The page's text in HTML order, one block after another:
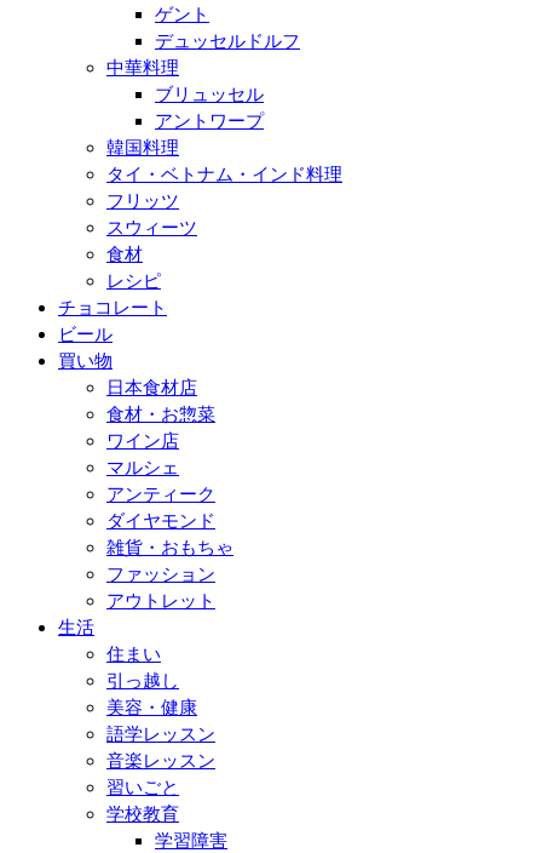
ゲント
デュッセルドルフ
中華料理
ブリュッセル
アントワープ
韓国料理
タイ・ベトナム・インド料理
フリッツ
スウィーツ
食材
レシピ
チョコレート
ビール
買い物
日本食材店
食材・お惣菜
ワイン店
マルシェ
アンティーク
ダイヤモンド
雑貨・おもちゃ
ファッション
アウトレット
生活
住まい
引っ越し
美容・健康
語学レッスン
音楽レッスン
習いごと
学校教育
学習障害